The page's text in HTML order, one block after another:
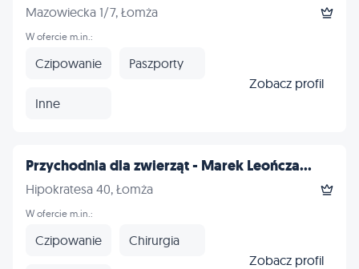
Mazowiecka 1/7, Łomża
W ofercie m.in.:
Czipowanie Paszporty
Inne
Zobacz profil
Przychodnia dla zwierząt - Marek Leończa...
Hipokratesa 40, Łomża
W ofercie m.in.:
Czipowanie Chirurgia
Zobacz profil